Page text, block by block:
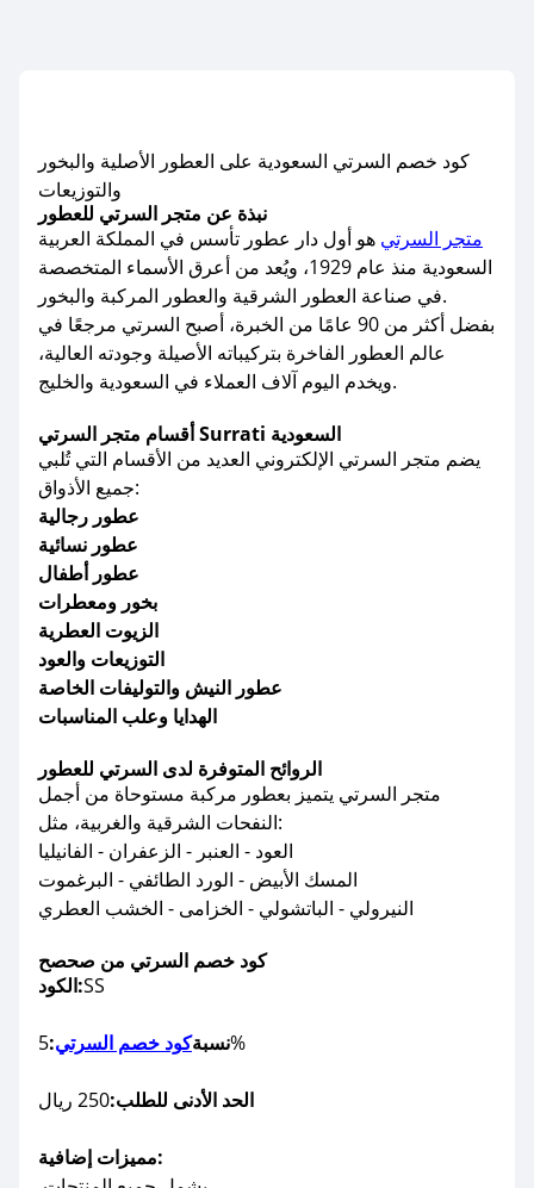
كود خصم السرتي السعودية على العطور الأصلية والبخور
والتوزيعات
نبذة عن متجر السرتي للعطور
متجر السرتي هو أول دار عطور تأسس في المملكة العربية
السعودية منذ عام 1929، ويُعد من أعرق الأسماء المتخصصة
في صناعة العطور الشرقية والعطور المركبة والبخور.
بفضل أكثر من 90 عامًا من الخبرة، أصبح السرتي مرجعًا في
عالم العطور الفاخرة بتركيباته الأصيلة وجودته العالية،
ويخدم اليوم آلاف العملاء في السعودية والخليج.
أقسام متجر السرتي Surrati السعودية
يضم متجر السرتي الإلكتروني العديد من الأقسام التي تُلبي
جميع الأذواق:
عطور رجالية
عطور نسائية
عطور أطفال
بخور ومعطرات
الزيوت العطرية
التوزيعات والعود
عطور النيش والتوليفات الخاصة
الهدايا وعلب المناسبات
الروائح المتوفرة لدى السرتي للعطور
متجر السرتي يتميز بعطور مركبة مستوحاة من أجمل
النفحات الشرقية والغربية، مثل:
العود - العنبر - الزعفران - الفانيليا
المسك الأبيض - الورد الطائفي - البرغموت
النيرولي - الباتشولي - الخزامى - الخشب العطري
كود خصم السرتي من صحصح
الكود:SS
نسبةكود خصم السرتي: 5%
الحد الأدنى للطلب:250 ريال
مميزات إضافية: